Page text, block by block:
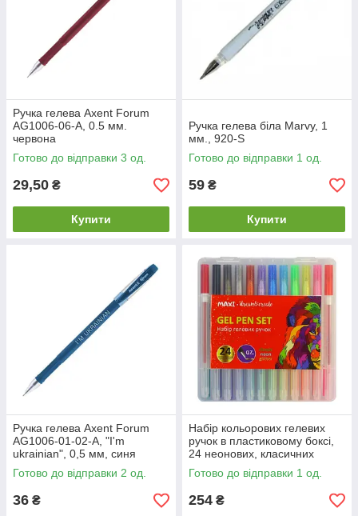
Ручка гелева Axent Forum
AG1006-06-A, 0.5 мм.
червона
Готово до відправки 3 од.
29,50 ₴
Купити
Ручка гелева біла Marvy, 1
мм., 920-S
Готово до відправки 1 од.
59 ₴
Купити
Ручка гелева Axent Forum
AG1006-01-02-A, "I'm
ukrainian", 0,5 мм, синя
Готово до відправки 2 од.
36 ₴
Набір кольорових гелевих
ручок в пластиковому боксі,
24 неонових, класичних
кольорів та з блискітками
MX11987
Готово до відправки 1 од.
254 ₴